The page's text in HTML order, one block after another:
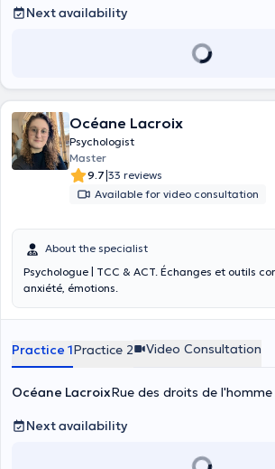
Next availability
Océane Lacroix
Psychologist
Master
9.7|33 reviews
Available for video consultation
About the specialist
Psychologue | TCC & ACT. Échanges et outils
anxiété, émotions.
Practice 1Practice 2 Video Consultation
Océane LacroixRue des droits de
Next availability